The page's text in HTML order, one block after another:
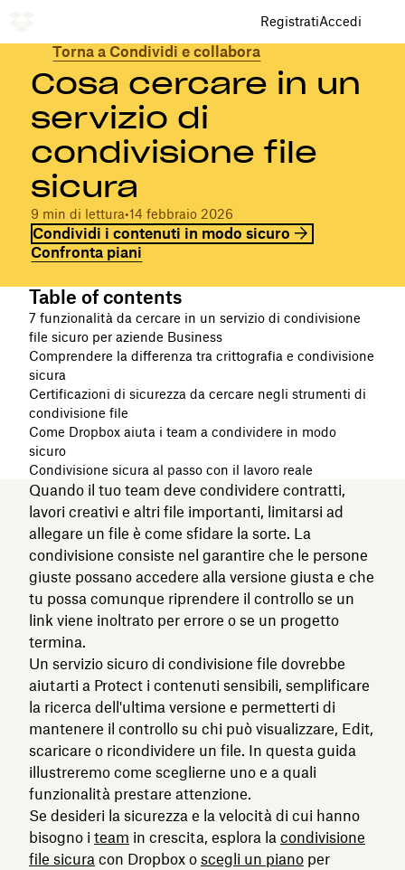
RegistratiAccedi
Torna a Condividi e collabora
Cosa cercare in un
servizio di
condivisione file
sicura
9 min di lettura•14 febbraio 2026
Condividi i contenuti in modo sicuro
Confronta piani
Table of contents
7 funzionalità da cercare in un servizio di condivisione
file sicuro per aziende Business
Comprendere la differenza tra crittografia e condivisione
sicura
Certificazioni di sicurezza da cercare negli strumenti di
condivisione file
Come Dropbox aiuta i team a condividere in modo
sicuro
Condivisione sicura al passo con il lavoro reale
Quando il tuo team deve condividere contratti,
lavori creativi e altri file importanti, limitarsi ad
allegare un file è come sfidare la sorte. La
condivisione consiste nel garantire che le persone
giuste possano accedere alla versione giusta e che
tu possa comunque riprendere il controllo se un
link viene inoltrato per errore o se un progetto
termina.
Un servizio sicuro di condivisione file dovrebbe
aiutarti a Protect i contenuti sensibili, semplificare
la ricerca dell'ultima versione e permetterti di
mantenere il controllo su chi può visualizzare, Edit,
scaricare o ricondividere un file. In questa guida
illustreremo come sceglierne uno e a quali
funzionalità prestare attenzione.
Se desideri la sicurezza e la velocità di cui hanno
bisogno i team in crescita, esplora la condivisione
file sicura con Dropbox o scegli un piano per